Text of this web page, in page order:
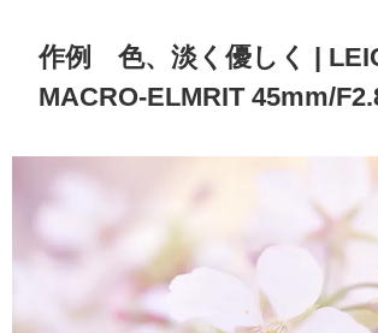
作例 色、淡く優しく |
MACRO-ELMRIT 45mm/